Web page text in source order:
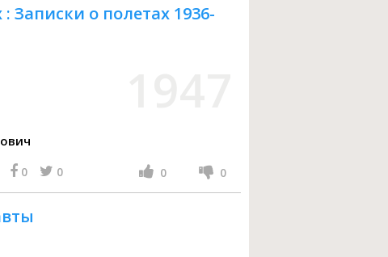
Записки о полетах 1936-
0 0 0 0